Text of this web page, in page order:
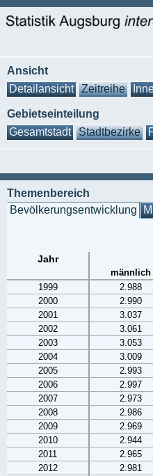
Ansicht
Detailansicht
Zeitreihe
Gebietseinteilung
Gesamtstadt
Stadtbezirke
Themenbereich
Bevölkerungsentwicklung
Jahr
männlich
1999
2.988
2000
2.990
2001
3.037
2002
3.061
2003
3.053
2004
3.009
2005
2.993
2006
2.997
2007
2.973
2008
2.986
2009
2.969
2010
2.944
2011
2.965
2012
2.981